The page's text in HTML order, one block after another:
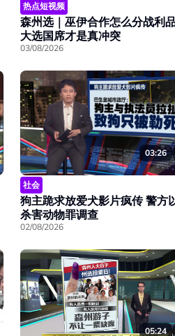
热点短视频
森州选｜巫伊合作怎么分战利
大选国席才是真冲突
03/08/2026
03:26
社会
狗主跪求放爱犬影片疯传 警方
杀害动物罪调查
02/08/2026
05:24